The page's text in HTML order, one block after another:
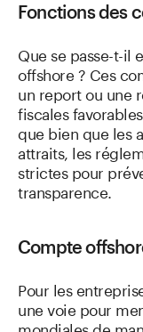
Fonctions des
Que se passe-t-il
offshore ? Ces
un report ou une
fiscales
que bien que les
attraits, les
strictes pour
transparence.
Compte
Pour les
une voie pour